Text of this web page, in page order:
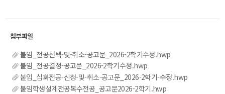
붙임_전공선택-및-취소-공고문_2026-2학기수정.hwp
붙임_전공결정-공고문_2026-2학기수정.hwp
붙임_심화전공-신청-및-취소-공고문_2026-2학기-수정.hwp
붙임학생설계전공복수전공_공고문2026-2학기.hwp